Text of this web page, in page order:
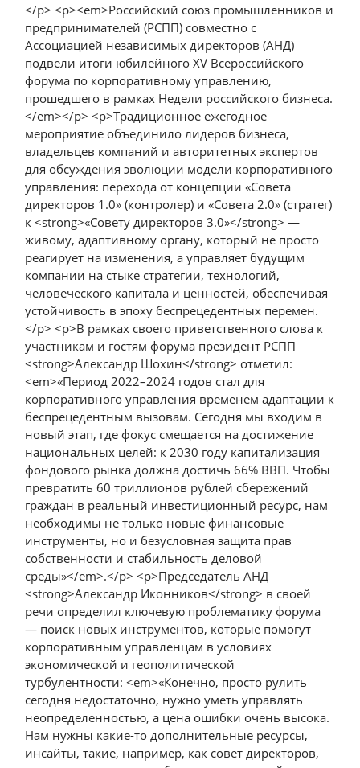
</p> <p><em>Российский союз промышленников и
предпринимателей (РСПП) совместно с
Ассоциацией независимых директоров (АНД)
подвели итоги юбилейного XV Всероссийского
форума по корпоративному управлению,
прошедшего в рамках Недели российского бизнеса.
</em></p> <p>Традиционное ежегодное
мероприятие объединило лидеров бизнеса,
владельцев компаний и авторитетных экспертов
для обсуждения эволюции модели корпоративного
управления: перехода от концепции «Совета
директоров 1.0» (контролер) и «Совета 2.0» (стратег)
к <strong>«Совету директоров 3.0»</strong> —
живому, адаптивному органу, который не просто
реагирует на изменения, а управляет будущим
компании на стыке стратегии, технологий,
человеческого капитала и ценностей, обеспечивая
устойчивость в эпоху беспрецедентных перемен.
</p> <p>В рамках своего приветственного слова к
участникам и гостям форума президент РСПП
<strong>Александр Шохин</strong> отметил:
<em>«Период 2022–2024 годов стал для
корпоративного управления временем адаптации к
беспрецедентным вызовам. Сегодня мы входим в
новый этап, где фокус смещается на достижение
национальных целей: к 2030 году капитализация
фондового рынка должна достичь 66% ВВП. Чтобы
превратить 60 триллионов рублей сбережений
граждан в реальный инвестиционный ресурс, нам
необходимы не только новые финансовые
инструменты, но и безусловная защита прав
собственности и стабильность деловой
среды»</em>.</p> <p>Председатель АНД
<strong>Александр Иконников</strong> в своей
речи определил ключевую проблематику форума
— поиск новых инструментов, которые помогут
корпоративным управленцам в условиях
экономической и геополитической
турбулентности: <em>«Конечно, просто рулить
сегодня недостаточно, нужно уметь управлять
неопределенностью, а цена ошибки очень высока.
Нам нужны какие-то дополнительные ресурсы,
инсайты, такие, например, как совет директоров,